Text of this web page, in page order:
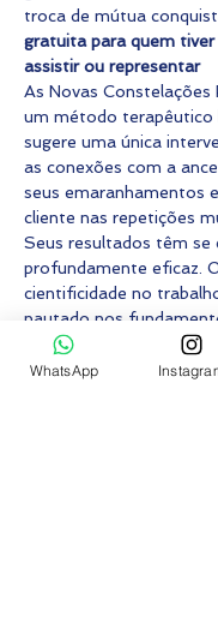
troca de mútua
gratuita para quem
assistir ou representar
As Novas Constelações
um método terapêutico
sugere uma única
as conexões com a
seus emaranhamentos
cliente nas repetições
Seus resultados têm se
profundamente eficaz.
cientificidade no
pautado nos
Mostrar mais
WhatsApp